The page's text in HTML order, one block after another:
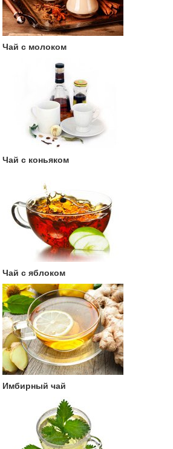
Чай с молоком
Чай с коньяком
Чай с яблоком
Имбирный чай